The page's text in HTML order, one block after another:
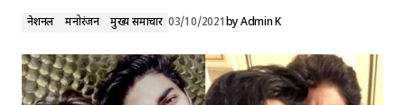
नेशनल मनोरंजन मुख्य समाचार 03/10/2021byAdmin K